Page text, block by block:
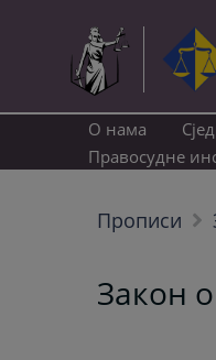
О нама
Правосудне
Прописи
Закон